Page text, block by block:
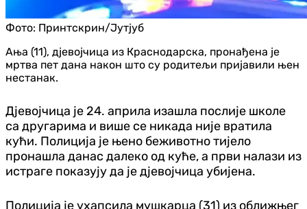
Фото: Принтскрин/Јутјуб
Ања (11), д‌јевојчица из Краснодарска, пронађена је
мртва пет дана након што су родитељи пријавили њен
нестанак.
Д‌јевојчица је 24. априла изашла послије школе
са другарима и више се никада није вратила
кући. Полиција је њено беживотно тијело
пронашла данас далеко од куће, а први налази из
истраге показују да је д‌јевојчица убијена.
Полиција је ухапсила мушкарца (31) из оближњег